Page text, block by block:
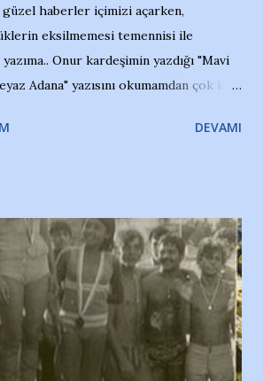
haberler içimizi açarken,
eksilmemesi temennisi ile
Onur kardeşimin yazdığı "Mavi
Adana" yazısını okumamdan çok kısa
taraftarlar, İstanbul takımlarının
şehrinde görmek istemediklerini bir
bildiriyordu.. Bu grup
şahsı muhterem(!) ''Açık ve net olarak
Bunun yanısıra, bu takımlara
asılmasına izin veren Bursa Büyükşehir
bulunduğu alışveriş merkezlerini
DEVAMI